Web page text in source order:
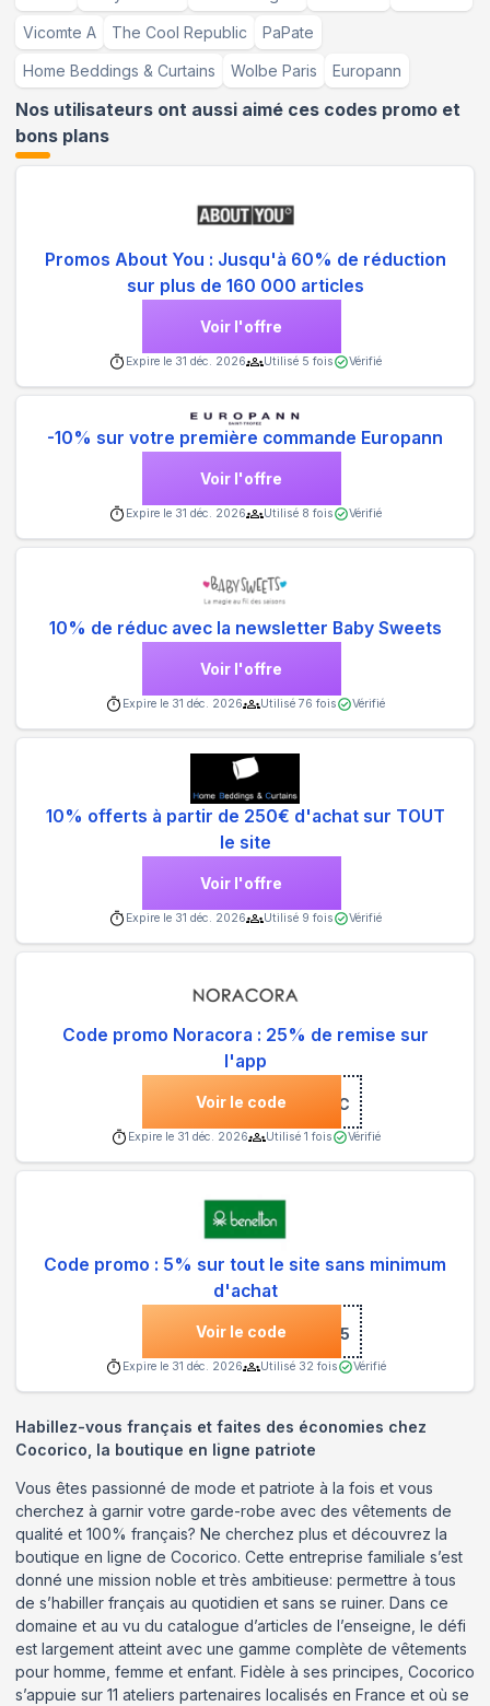
Vicomte A The Cool Republic PaPate
Home Beddings & Curtains Wolbe Paris Europann
Nos utilisateurs ont aussi aimé ces codes promo et
bons plans
Promos About You : Jusqu'à 60% de réduction
sur plus de 160 000 articles
Voir l'offre
Expire le 31 déc. 2026 Utilisé 5 fois Vérifié
-10% sur votre première commande Europann
Voir l'offre
Expire le 31 déc. 2026 Utilisé 8 fois Vérifié
10% de réduc avec la newsletter Baby Sweets
Voir l'offre
Expire le 31 déc. 2026 Utilisé 76 fois Vérifié
10% offerts à partir de 250€ d'achat sur TOUT
le site
Voir l'offre
Expire le 31 déc. 2026 Utilisé 9 fois Vérifié
Code promo Noracora : 25% de remise sur
l'app
Voir le code ***NC
Expire le 31 déc. 2026 Utilisé 1 fois Vérifié
Code promo : 5% sur tout le site sans minimum
d'achat
Voir le code ***5
Expire le 31 déc. 2026 Utilisé 32 fois Vérifié
Habillez-vous français et faites des économies chez
Cocorico, la boutique en ligne patriote
Vous êtes passionné de mode et patriote à la fois et vous
cherchez à garnir votre garde-robe avec des vêtements de
qualité et 100% français? Ne cherchez plus et découvrez la
boutique en ligne de Cocorico. Cette entreprise familiale s’est
donné une mission noble et très ambitieuse: permettre à tous
de s’habiller français au quotidien et sans se ruiner. Dans ce
domaine et au vu du catalogue d’articles de l’enseigne, le défi
est largement atteint avec une gamme complète de vêtements
pour homme, femme et enfant. Fidèle à ses principes, Cocorico
s’appuie sur 11 ateliers partenaires localisés en France et où se